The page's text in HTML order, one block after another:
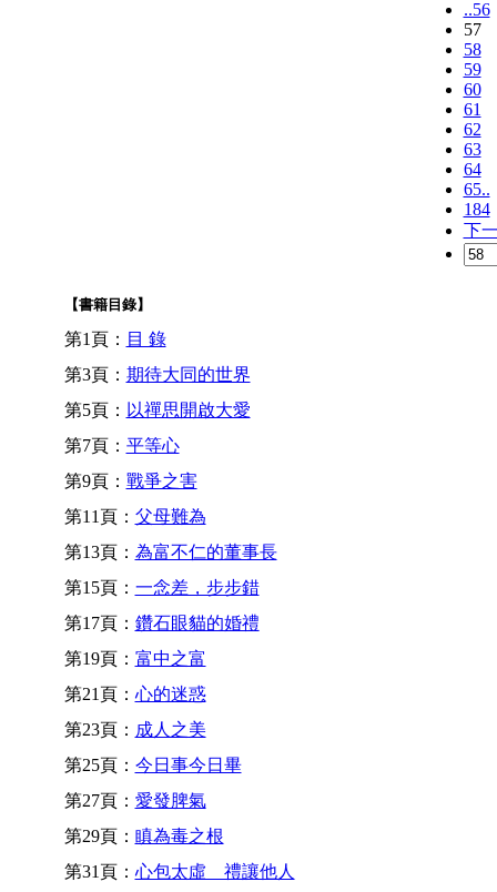
..56
57
58
59
60
61
62
63
64
65..
184
下
【書籍目錄】
第1頁： 目 錄
第3頁： 期待大同的世界
第5頁： 以禪思開啟大愛
第7頁： 平等心
第9頁： 戰爭之害
第11頁： 父母難為
第13頁： 為富不仁的董事長
第15頁： 一念差，步步錯
第17頁： 鑽石眼貓的婚禮
第19頁： 富中之富
第21頁： 心的迷惑
第23頁： 成人之美
第25頁： 今日事今日畢
第27頁： 愛發脾氣
第29頁： 瞋為毒之根
第31頁： 心包太虛 禮讓他人